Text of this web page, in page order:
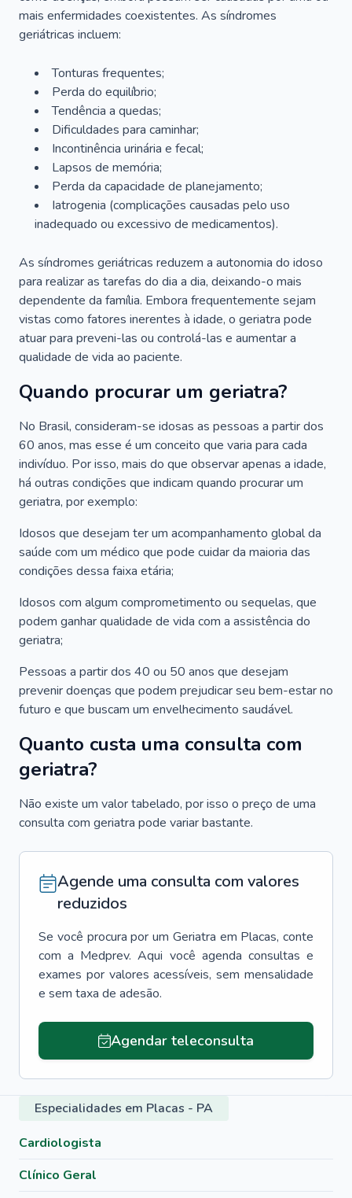
mais enfermidades coexistentes. As síndromes
geriátricas incluem:
Tonturas frequentes;
Perda do equilíbrio;
Tendência a quedas;
Dificuldades para caminhar;
Incontinência urinária e fecal;
Lapsos de memória;
Perda da capacidade de planejamento;
Iatrogenia (complicações causadas pelo uso
inadequado ou excessivo de medicamentos).
As síndromes geriátricas reduzem a autonomia do idoso
para realizar as tarefas do dia a dia, deixando-o mais
dependente da família. Embora frequentemente sejam
vistas como fatores inerentes à idade, o geriatra pode
atuar para preveni-las ou controlá-las e aumentar a
qualidade de vida ao paciente.
Quando procurar um geriatra?
No Brasil, consideram-se idosas as pessoas a partir dos
60 anos, mas esse é um conceito que varia para cada
indivíduo. Por isso, mais do que observar apenas a idade,
há outras condições que indicam quando procurar um
geriatra, por exemplo:
Idosos que desejam ter um acompanhamento global da
saúde com um médico que pode cuidar da maioria das
condições dessa faixa etária;
Idosos com algum comprometimento ou sequelas, que
podem ganhar qualidade de vida com a assistência do
geriatra;
Pessoas a partir dos 40 ou 50 anos que desejam
prevenir doenças que podem prejudicar seu bem-estar no
futuro e que buscam um envelhecimento saudável.
Quanto custa uma consulta com
geriatra?
Não existe um valor tabelado, por isso o preço de uma
consulta com geriatra pode variar bastante.
Agende uma consulta com valores
reduzidos
Se você procura por um Geriatra em Placas, conte
com a Medprev. Aqui você agenda consultas e
exames por valores acessíveis, sem mensalidade
e sem taxa de adesão.
Agendar teleconsulta
Especialidades em Placas - PA
Cardiologista
Clínico Geral